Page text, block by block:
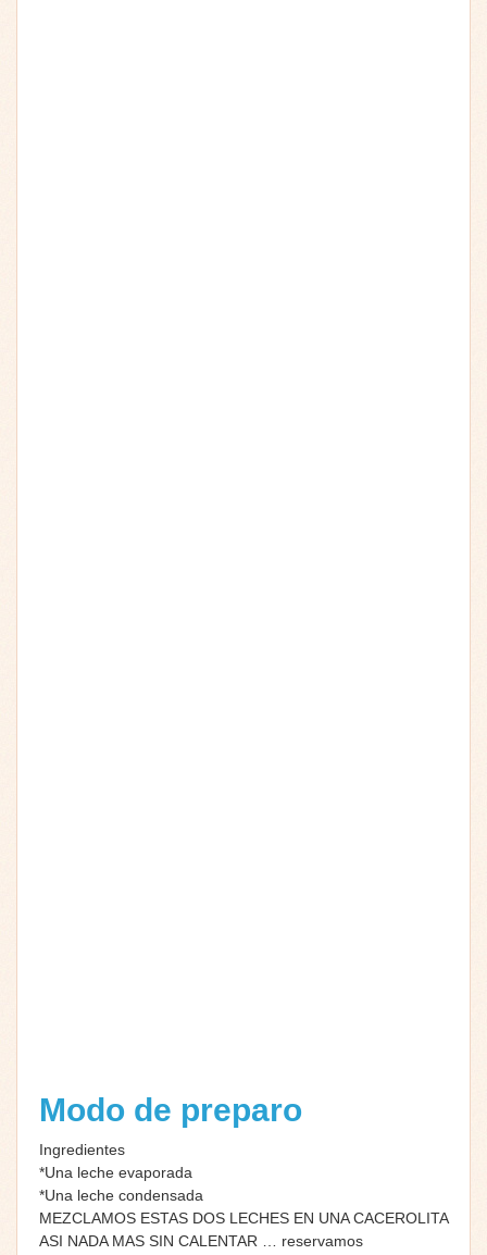
Modo de preparo
Ingredientes
*Una leche evaporada
*Una leche condensada
MEZCLAMOS ESTAS DOS LECHES EN UNA CACEROLITA
ASI NADA MAS SIN CALENTAR … reservamos